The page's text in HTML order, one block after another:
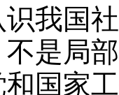
国社
是局
国家